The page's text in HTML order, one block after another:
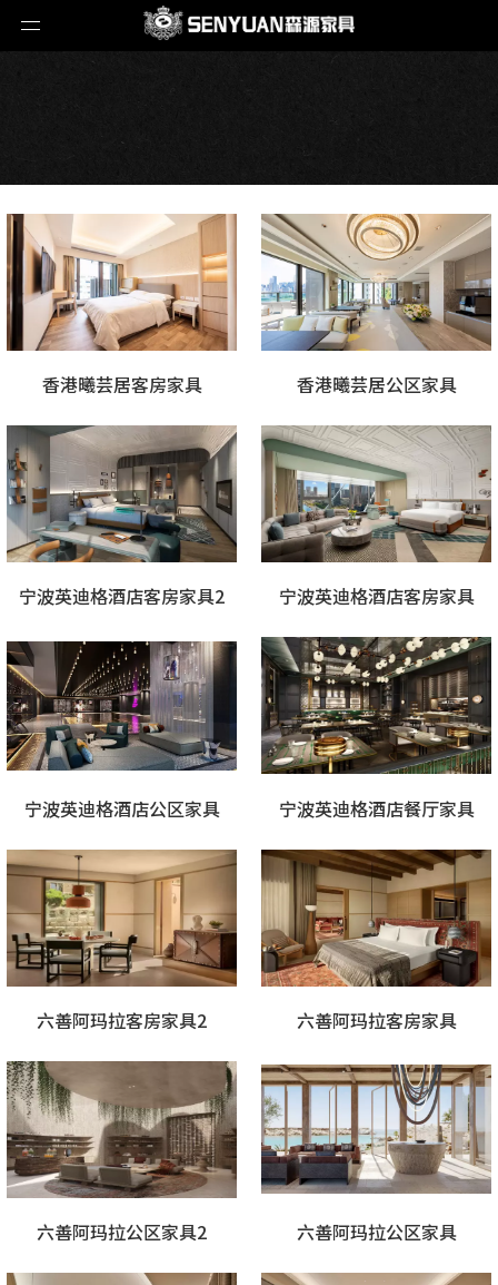
香港曦芸居客房家具 香港曦芸居公区家具
宁波英迪格酒店客房家具2 宁波英迪格酒店客房家具
宁波英迪格酒店公区家具 宁波英迪格酒店餐厅家具
六善阿玛拉客房家具2 六善阿玛拉客房家具
六善阿玛拉公区家具2 六善阿玛拉公区家具